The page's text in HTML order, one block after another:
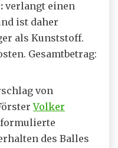
verlangt einen
ist daher
als Kunststoff.
Gesamtbetrag:
von
Volker
formulierte
des Balles